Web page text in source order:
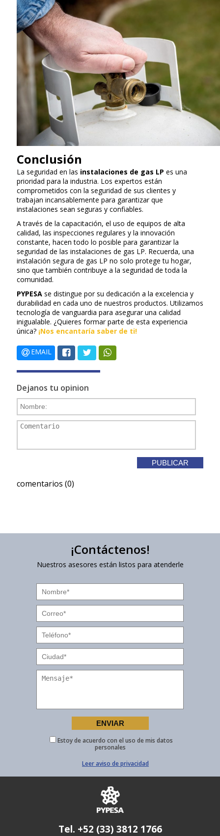
Conclusión
La seguridad en las instalaciones de gas LP es una
prioridad para la industria. Los expertos están
comprometidos con la seguridad de sus clientes y
trabajan incansablemente para garantizar que
instalaciones sean seguras y confiables.
A través de la capacitación, el uso de equipos de alta
calidad, las inspecciones regulares y la innovación
constante, hacen todo lo posible para garantizar la
seguridad de las instalaciones de gas LP. Recuerda, una
instalación segura de gas LP no solo protege tu hogar,
sino que también contribuye a la seguridad de toda la
comunidad.
PYPESA se distingue por su dedicación a la excelencia y
durabilidad en cada uno de nuestros productos. Utilizamos
tecnología de vanguardia para asegurar una calidad
inigualable. ¿Quieres formar parte de esta experiencia
única? ¡Nos encantaría saber de ti!
EMAIL
Dejanos tu opinion
comentarios (0)
¡Contáctenos!
Nuestros asesores están listos para atenderle
Estoy de acuerdo con el uso de mis datos
personales
Leer aviso de privacidad
Tel. +52 (33) 3812 1766